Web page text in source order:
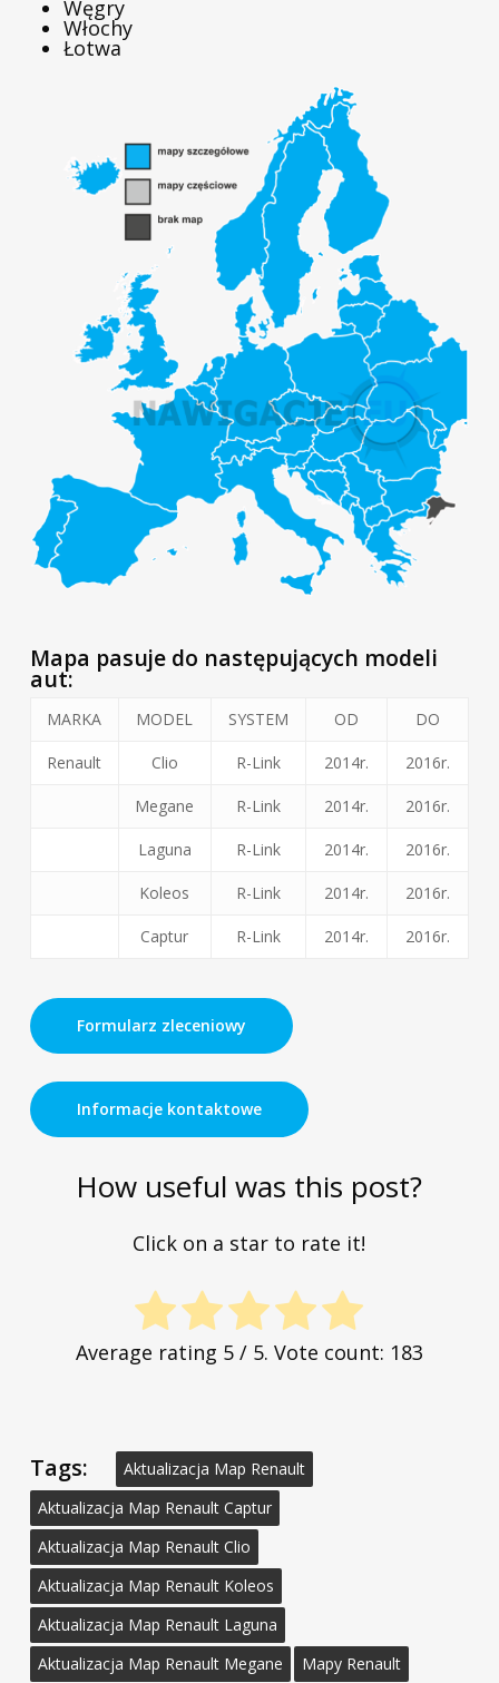
Węgry
Włochy
Łotwa
Mapa pasuje do następujących modeli
aut:
MARKA MODEL SYSTEM OD DO
Renault Clio R-Link 2014r. 2016r.
Megane R-Link 2014r. 2016r.
Laguna R-Link 2014r. 2016r.
Koleos R-Link 2014r. 2016r.
Captur R-Link 2014r. 2016r.
Formularz zleceniowy
Informacje kontaktowe
How useful was this post?
Click on a star to rate it!
Average rating 5/ 5. Vote count: 183
Tags:
Aktualizacja Map Renault
Aktualizacja Map Renault Captur
Aktualizacja Map Renault Clio
Aktualizacja Map Renault Koleos
Aktualizacja Map Renault Laguna
Aktualizacja Map Renault Megane
Mapy Renault